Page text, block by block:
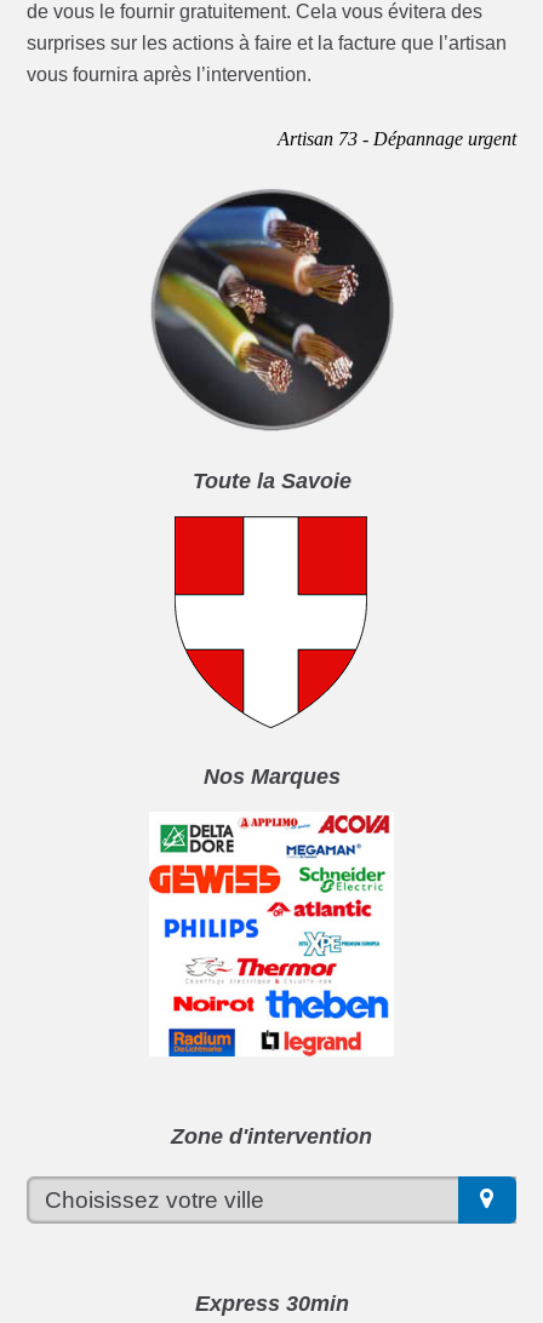
de vous le fournir gratuitement. Cela vous évitera des
surprises sur les actions à faire et la facture que l’artisan
vous fournira après l’intervention.
Artisan 73 - Dépannage urgent
Toute la Savoie
Nos Marques
Zone d'intervention
Express 30min